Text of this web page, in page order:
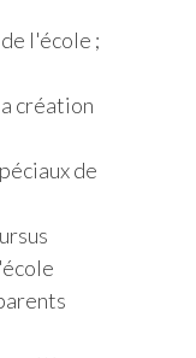
l'école ;
création
de